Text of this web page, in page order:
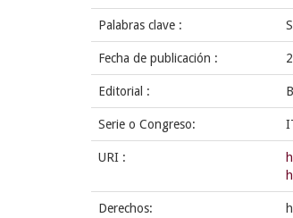
Palabras clave :
Fecha de publicación :
Editorial :
Serie o Congreso:
URI :
Derechos: